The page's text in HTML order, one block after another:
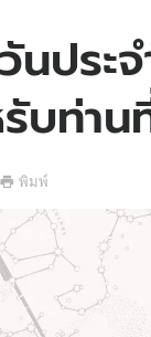
สถิติหว
หวยลา
ประ
บท่า
พิมพ์